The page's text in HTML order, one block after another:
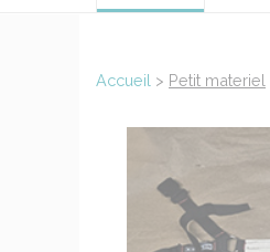
Accueil > Petit materiel